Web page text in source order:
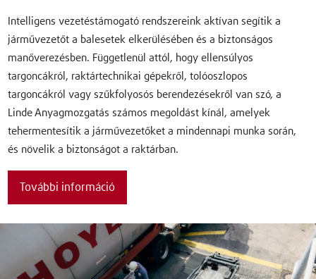
Intelligens vezetéstámogató rendszereink aktívan segítik a
járművezetőt a balesetek elkerülésében és a biztonságos
manőverezésben. Függetlenül attól, hogy ellensúlyos
targoncákról, raktártechnikai gépekről, tolóoszlopos
targoncákról vagy szűkfolyosós berendezésekről van szó, a
Linde Anyagmozgatás számos megoldást kínál, amelyek
tehermentesítik a járművezetőket a mindennapi munka során,
és növelik a biztonságot a raktárban.
További információ